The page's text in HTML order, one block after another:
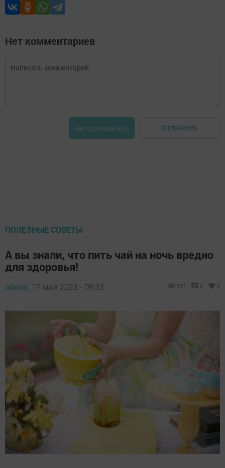
Нет комментариев
Авторизоваться Отправить
ПОЛЕЗНЫЕ СОВЕТЫ
А вы знали, что пить чай на ночь вредно
для здоровья!
admin, 17 мая 2023 - 09:33 637 0 0